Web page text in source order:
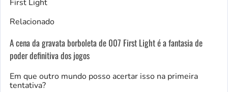
Relacionado
A cena da gravata borboleta de 007 First Light é a fantasia de
poder definitiva dos jogos
Em que outro mundo posso acertar isso na primeira
tentativa?